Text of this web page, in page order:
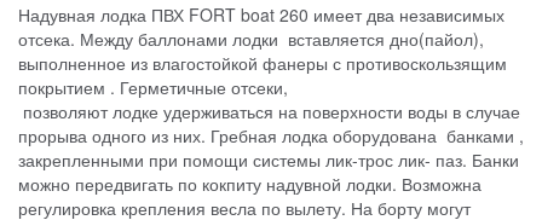
Надувная лодка ПВХ FORT boat 260 имеет два независимых
отсека. Между баллонами лодки вставляется дно(пайол),
выполненное из влагостойкой фанеры с противоскользящим
покрытием . Герметичные отсеки,
позволяют лодке удерживаться на поверхности воды в случае
прорыва одного из них. Гребная лодка оборудована банками ,
закрепленными при помощи системы лик-трос лик- паз. Банки
можно передвигать по кокпиту надувной лодки. Возможна
регулировка крепления весла по вылету. На борту могут